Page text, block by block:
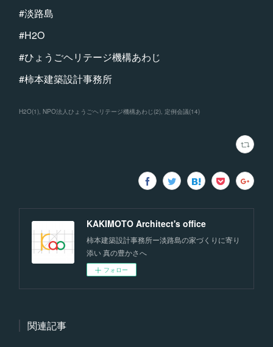
#淡路島
#H2O
#ひょうごヘリテージ機構あわじ
#柿本建築設計事務所
H2O(1) NPO法人ひょうごヘリテージ機構あわじ(2) 定例会議(14)
KAKIMOTO Architect's office
柿本建築設計事務所ー淡路島の家づくりに寄り
添い 真の豊かさへ
フォロー
関連記事